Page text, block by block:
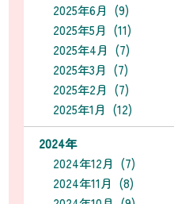
2025年6月 (9)
2025年5月 (11)
2025年4月 (7)
2025年3月 (7)
2025年2月 (7)
2025年1月 (12)
2024年
2024年12月 (7)
2024年11月 (8)